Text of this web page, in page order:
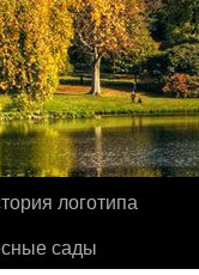
логотипа
сады